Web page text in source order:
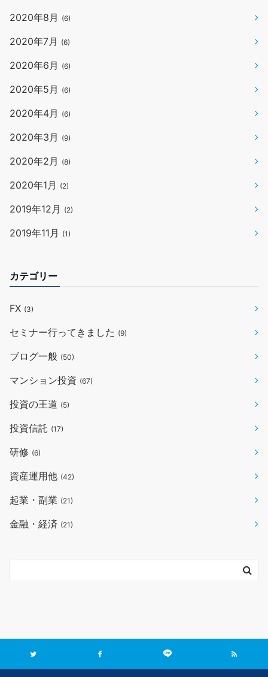
2020年8月 (6)
2020年7月 (6)
2020年6月 (6)
2020年5月 (6)
2020年4月 (6)
2020年3月 (9)
2020年2月 (8)
2020年1月 (2)
2019年12月 (2)
2019年11月 (1)
カテゴリー
FX (3)
セミナー行ってきました (9)
ブログ一般 (50)
マンション投資 (67)
投資の王道 (5)
投資信託 (17)
研修 (6)
資産運用他 (42)
起業・副業 (21)
金融・経済 (21)